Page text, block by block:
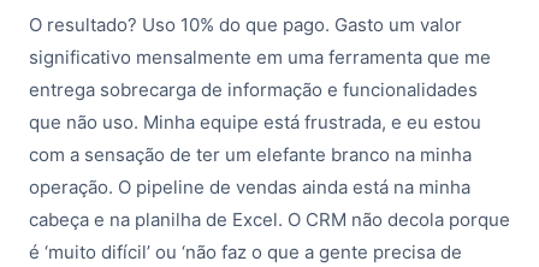
O resultado? Uso 10% do que pago. Gasto um valor
significativo mensalmente em uma ferramenta que me
entrega sobrecarga de informação e funcionalidades
que não uso. Minha equipe está frustrada, e eu estou
com a sensação de ter um elefante branco na minha
operação. O pipeline de vendas ainda está na minha
cabeça e na planilha de Excel. O CRM não decola porque
é ‘muito difícil’ ou ‘não faz o que a gente precisa de